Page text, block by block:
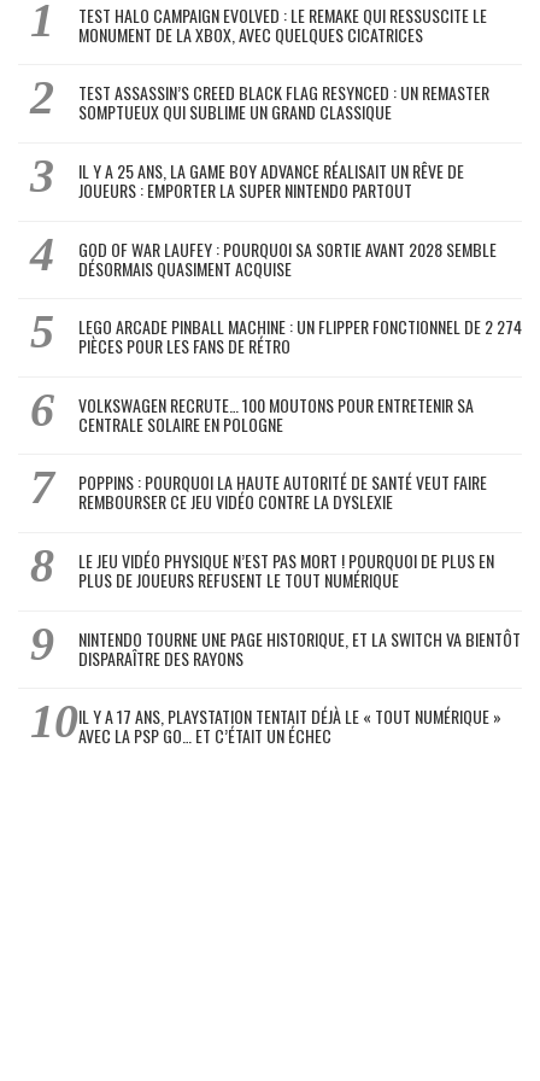
TEST HALO CAMPAIGN EVOLVED : LE REMAKE QUI RESSUSCITE LE
MONUMENT DE LA XBOX, AVEC QUELQUES CICATRICES
TEST ASSASSIN’S CREED BLACK FLAG RESYNCED : UN REMASTER
SOMPTUEUX QUI SUBLIME UN GRAND CLASSIQUE
IL Y A 25 ANS, LA GAME BOY ADVANCE RÉALISAIT UN RÊVE DE
JOUEURS : EMPORTER LA SUPER NINTENDO PARTOUT
GOD OF WAR LAUFEY : POURQUOI SA SORTIE AVANT 2028 SEMBLE
DÉSORMAIS QUASIMENT ACQUISE
LEGO ARCADE PINBALL MACHINE : UN FLIPPER FONCTIONNEL DE 2 274
PIÈCES POUR LES FANS DE RÉTRO
VOLKSWAGEN RECRUTE… 100 MOUTONS POUR ENTRETENIR SA
CENTRALE SOLAIRE EN POLOGNE
POPPINS : POURQUOI LA HAUTE AUTORITÉ DE SANTÉ VEUT FAIRE
REMBOURSER CE JEU VIDÉO CONTRE LA DYSLEXIE
LE JEU VIDÉO PHYSIQUE N’EST PAS MORT ! POURQUOI DE PLUS EN
PLUS DE JOUEURS REFUSENT LE TOUT NUMÉRIQUE
NINTENDO TOURNE UNE PAGE HISTORIQUE, ET LA SWITCH VA BIENTÔT
DISPARAÎTRE DES RAYONS
IL Y A 17 ANS, PLAYSTATION TENTAIT DÉJÀ LE « TOUT NUMÉRIQUE »
AVEC LA PSP GO… ET C’ÉTAIT UN ÉCHEC